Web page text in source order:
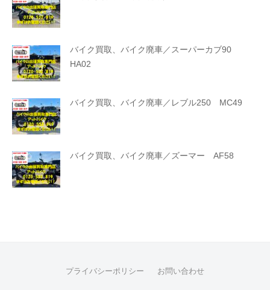
バイク買取、バイク廃車／スーパーカブ90
HA02
バイク買取、バイク廃車／レブル250 MC49
バイク買取、バイク廃車／ズーマー AF58
プライバシーポリシー お問い合わせ